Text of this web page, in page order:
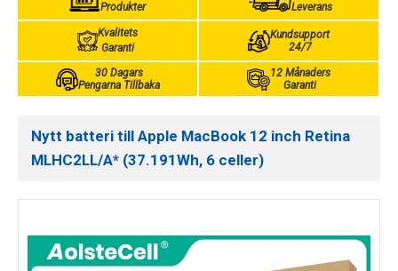
Produkter
Leverans
Kvalitets
Garanti
Kundsupport
24/7
30 Dagars
Pengarna Tillbaka
12 Månaders
Garanti
Nytt batteri till Apple MacBook 12 inch Retina
MLHC2LL/A* (37.191Wh, 6 celler)